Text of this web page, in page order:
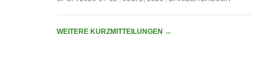
WEITERE KURZMITTEILUNGEN →